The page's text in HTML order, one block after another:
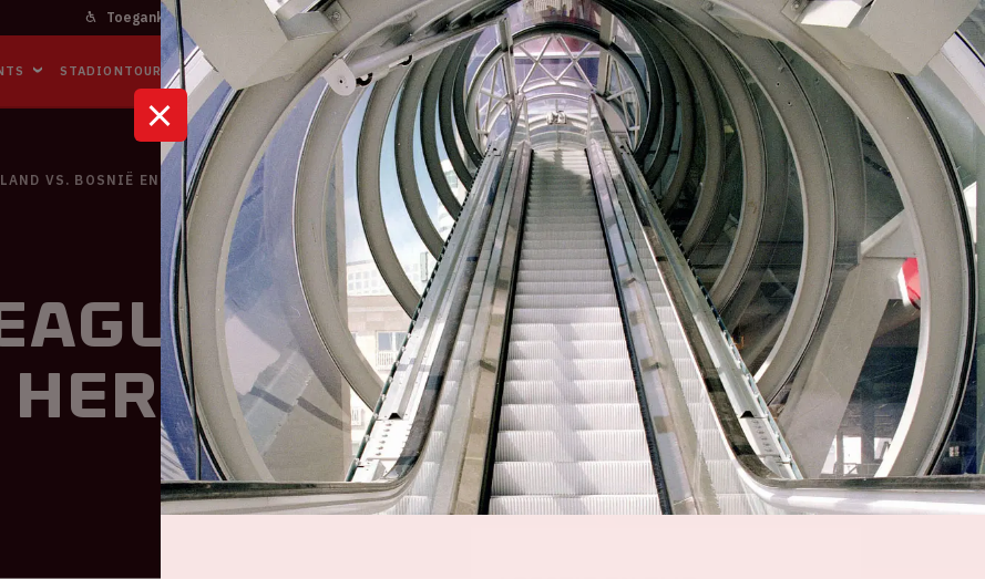
Toegankelijkheid Bereikbaarheid In het stadion Contact Inloggen ArenA portaal
STADIONTOURS NAAR DE ARENA BUSINESS EVENTS OVER ONS ZOEKEN
VS. BOSNIË EN HERZEGOVINA
| Nederland VS.
Herzegovina